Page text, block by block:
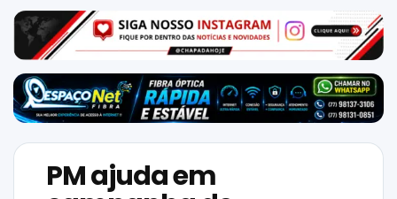
NAS
NOSSAS
REDES
PM ajuda em